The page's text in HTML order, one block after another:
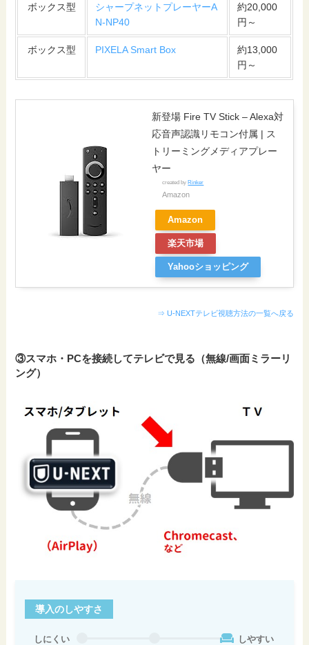
ボックス型
シャープネットプレーヤーA
N-NP40
約20,000
円～
ボックス型 PIXELA Smart Box
約13,000
円～
新登場 Fire TV Stick – Alexa対
応音声認識リモコン付属 | ス
トリーミングメディアプレー
ヤー
created byRinker
Amazon
Amazon
楽天市場
Yahooショッピング
⇒ U-NEXTテレビ視聴方法の一覧へ戻る
③スマホ・PCを接続してテレビで見る（無線/画面ミラーリ
ング）
導入のしやすさ
しにくい しやすい